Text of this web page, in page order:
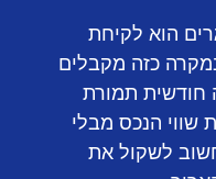
הוא לקיחת
כזה מקבלים
חודשית תמורת
שווי הנכס מבלי
לשקול את